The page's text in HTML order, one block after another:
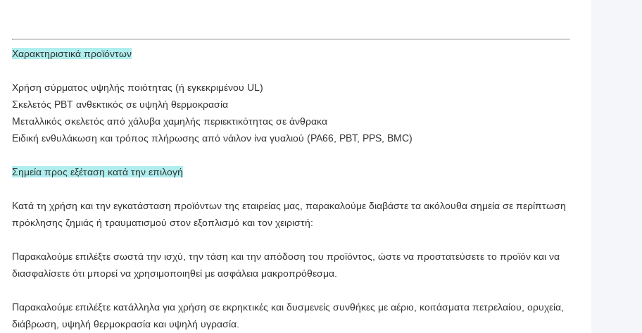
Χαρακτηριστικά προϊόντων
Χρήση σύρματος υψηλής ποιότητας (ή εγκεκριμένου UL)
Σκελετός PBT ανθεκτικός σε υψηλή θερμοκρασία
Μεταλλικός σκελετός από χάλυβα χαμηλής περιεκτικότητας σε άνθρακα
Ειδική ενθυλάκωση και τρόπος πλήρωσης από νάιλον ίνα γυαλιού (PA66, PBT, PPS, BMC)
Σημεία προς εξέταση κατά την επιλογή
Κατά τη χρήση και την εγκατάσταση προϊόντων της εταιρείας μας, παρακαλούμε διαβάστε τα ακόλουθα σημεία σε περίπτωση
πρόκλησης ζημιάς ή τραυματισμού στον εξοπλισμό και τον χειριστή:
Παρακαλούμε επιλέξτε σωστά την ισχύ, την τάση και την απόδοση του προϊόντος, ώστε να προστατεύσετε το προϊόν και να
διασφαλίσετε ότι μπορεί να χρησιμοποιηθεί με ασφάλεια μακροπρόθεσμα.
Παρακαλούμε επιλέξτε κατάλληλα για χρήση σε εκρηκτικές και δυσμενείς συνθήκες με αέριο, κοιτάσματα πετρελαίου, ορυχεία,
διάβρωση, υψηλή θερμοκρασία και υψηλή υγρασία.